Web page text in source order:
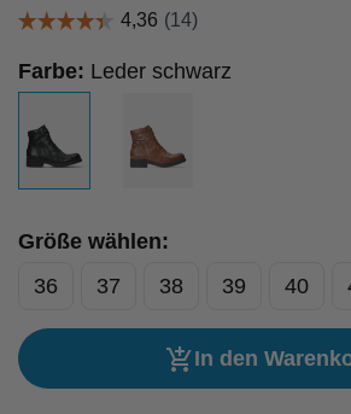
Farbe: Leder schwarz
Größe wählen:
36
37 38 39 40
In den